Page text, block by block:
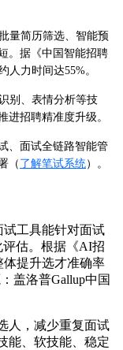
量简历筛选、智能预
。据《中国智能招聘
人力时间达55%。
别、表情分析等技
进招聘精准度升级。
、面试全链路智能管
（ 了解笔试系统）。
工具能针对面试
估。根据《AI招
提升选才准确率
盖洛普Gallup中国
人，减少重复面试
能、软技能、稳定